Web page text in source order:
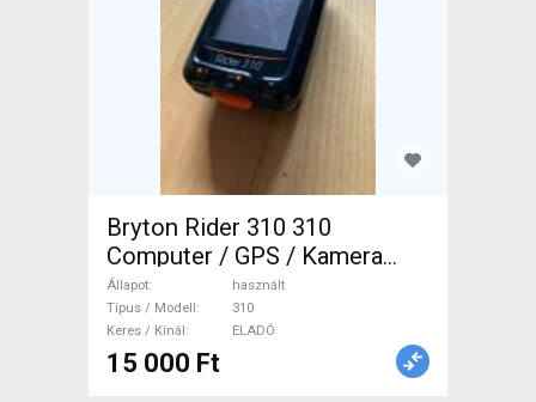
Bryton Rider 310 310
Computer / GPS / Kamera
használt ELADÓ
Állapot
használt
Típus / Modell
310
Keres / Kínál
ELADÓ
15 000 Ft